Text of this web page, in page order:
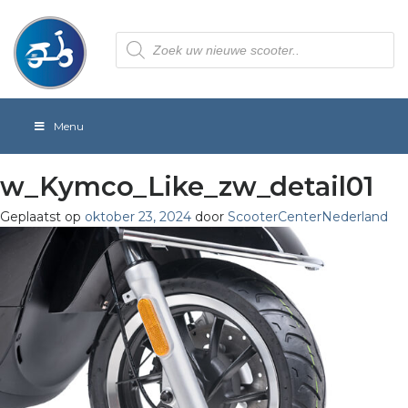
Producten
zoeken
Menu
w_Kymco_Like_zw_detail01
Geplaatst op oktober 23, 2024 door ScooterCenterNederland